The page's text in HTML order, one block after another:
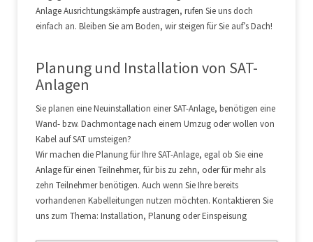
Anlage Ausrichtungskämpfe austragen, rufen Sie uns doch
einfach an. Bleiben Sie am Boden, wir steigen für Sie auf’s Dach!
Planung und Installation von SAT-
Anlagen
Sie planen eine Neuinstallation einer SAT-Anlage, benötigen eine
Wand- bzw. Dachmontage nach einem Umzug oder wollen von
Kabel auf SAT umsteigen?
Wir machen die Planung für Ihre SAT-Anlage, egal ob Sie eine
Anlage für einen Teilnehmer, für bis zu zehn, oder für mehr als
zehn Teilnehmer benötigen. Auch wenn Sie Ihre bereits
vorhandenen Kabelleitungen nutzen möchten. Kontaktieren Sie
uns zum Thema: Installation, Planung oder Einspeisung